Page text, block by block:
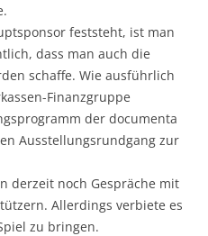
feststeht, ist man
dass man auch die
schaffe. Wie ausführlich
Finanzgruppe
der documenta
Ausstellungsrundgang zur
derzeit noch Gespräche mit
Allerdings verbiete es
zu bringen.